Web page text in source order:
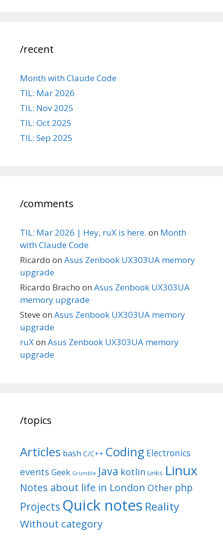
/recent
Month with Claude Code
TIL: Mar 2026
TIL: Nov 2025
TIL: Oct 2025
TIL: Sep 2025
/comments
TIL: Mar 2026 | Hey, ruX is here. on Month
with Claude Code
Ricardo on Asus Zenbook UX303UA memory
upgrade
Ricardo Bracho on Asus Zenbook UX303UA
memory upgrade
Steve on Asus Zenbook UX303UA memory
upgrade
ruXon Asus Zenbook UX303UA memory
upgrade
/topics
Articles bash C/C++ Coding Electronics
events Geek Grumble Java kotlin Links Linux
Notes about life in London Other php
Projects Quick notes Reality
Without category